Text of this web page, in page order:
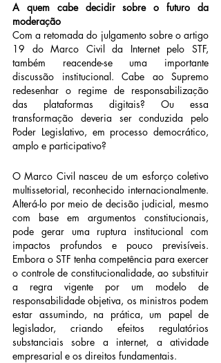
A quem cabe decidir sobre o futuro da
moderação
Com a retomada do julgamento sobre o artigo
19 do Marco Civil da Internet pelo STF,
também reacende-se uma importante
discussão institucional. Cabe ao Supremo
redesenhar o regime de responsabilização
das plataformas digitais? Ou essa
transformação deveria ser conduzida pelo
Poder Legislativo, em processo democrático,
amplo e participativo?
O Marco Civil nasceu de um esforço coletivo
multissetorial, reconhecido internacionalmente.
Alterá-lo por meio de decisão judicial, mesmo
com base em argumentos constitucionais,
pode gerar uma ruptura institucional com
impactos profundos e pouco previsíveis.
Embora o STF tenha competência para exercer
o controle de constitucionalidade, ao substituir
a regra vigente por um modelo de
responsabilidade objetiva, os ministros podem
estar assumindo, na prática, um papel de
legislador, criando efeitos regulatórios
substanciais sobre a internet, a atividade
empresarial e os direitos fundamentais.